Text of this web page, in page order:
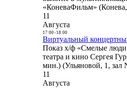
«КоневаФильм»
11
Августа
17:00- 18:00
Виртуальный
Показ х/ф «Смелые
театра и кино Сергея
мин.) (Ульяновой, 1, зал
11
Августа